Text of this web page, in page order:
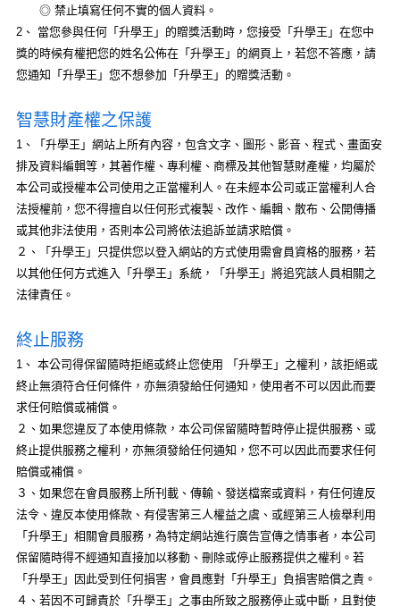
◎ 禁止填寫任何不實的個人資料。
2、 當您參與任何「升學王」的贈獎活動時，您接受「升學王」在您中
獎的時候有權把您的姓名公佈在「升學王」的網頁上，若您不答應，請
您通知「升學王」您不想參加「升學王」的贈獎活動。
智慧財產權之保護
1、「升學王」網站上所有內容，包含文字、圖形、影音、程式、畫面安
排及資料編輯等，其著作權、專利權、商標及其他智慧財產權，均屬於
本公司或授權本公司使用之正當權利人。在未經本公司或正當權利人合
法授權前，您不得擅自以任何形式複製、改作、編輯、散布、公開傳播
或其他非法使用，否則本公司將依法追訴並請求賠償。
２、「升學王」只提供您以登入網站的方式使用需會員資格的服務，若
以其他任何方式進入「升學王」系統，「升學王」將追究該人員相關之
法律責任。
終止服務
1、 本公司得保留隨時拒絕或終止您使用 「升學王」之權利，該拒絕或
終止無須符合任何條件，亦無須發給任何通知，使用者不可以因此而要
求任何賠償或補償。
２、如果您違反了本使用條款，本公司保留隨時暫時停止提供服務、或
終止提供服務之權利，亦無須發給任何通知，您不可以因此而要求任何
賠償或補償。
３、如果您在會員服務上所刊載、傳輸、發送檔案或資料，有任何違反
法令、違反本使用條款、有侵害第三人權益之虞、或經第三人檢舉利用
「升學王」相關會員服務，為特定網站進行廣告宣傳之情事者，本公司
保留隨時得不經通知直接加以移動、刪除或停止服務提供之權利。若
「升學王」因此受到任何損害，會員應對「升學王」負損害賠償之責。
４、若因不可歸責於「升學王」之事由所致之服務停止或中斷，且對使